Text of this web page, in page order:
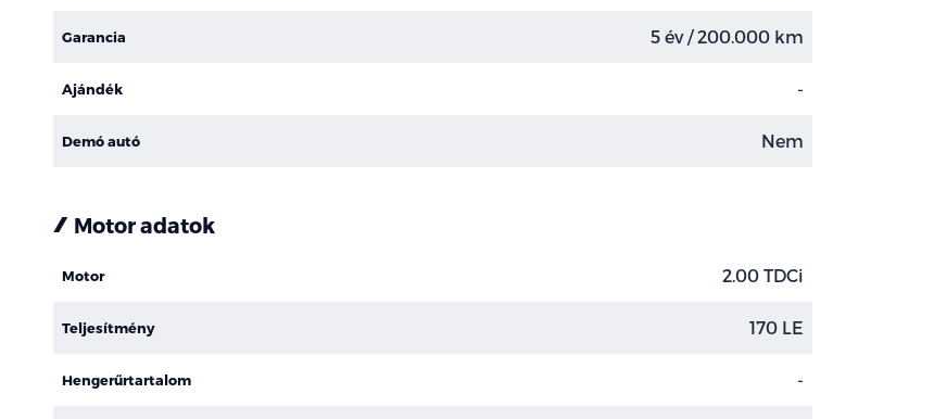
Garancia 5 év / 200.000 km
Ajándék -
Demó autó Nem
Motor adatok
Motor 2.00 TDCi
Teljesítmény 170 LE
Hengerűrtartalom -